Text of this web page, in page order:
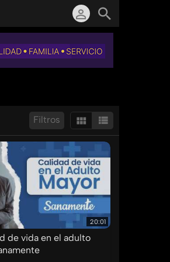
Filtros
Resultados/Pág.:
20:01
de vida en el adulto